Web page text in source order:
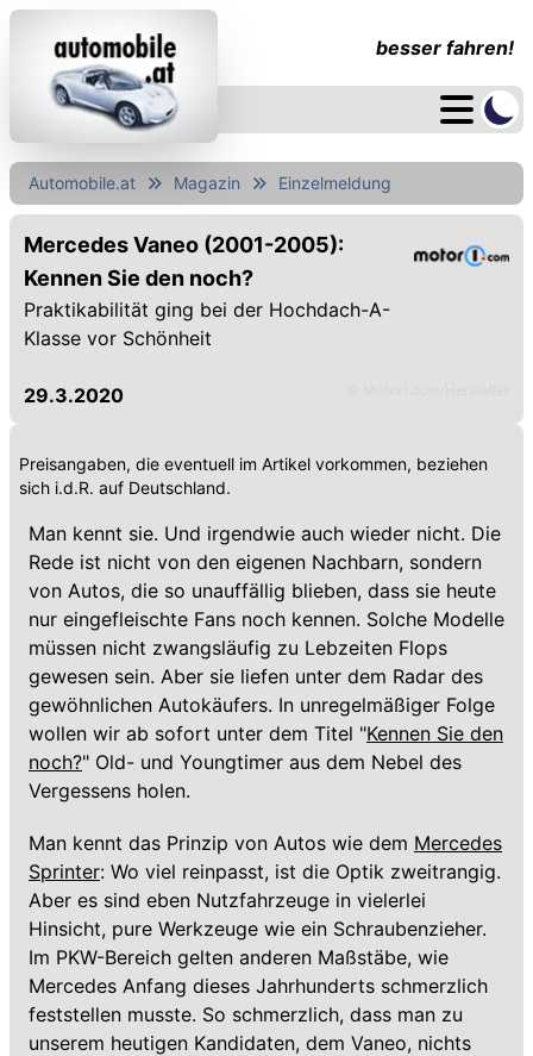
besser fahren!
Automobile.at Magazin Einzelmeldung
Mercedes Vaneo (2001-2005):
Kennen Sie den noch?
Praktikabilität ging bei der Hochdach-A-
Klasse vor Schönheit
29.3.2020
Preisangaben, die eventuell im Artikel vorkommen, beziehen
sich i.d.R. auf Deutschland.
Man kennt sie. Und irgendwie auch wieder nicht. Die
Rede ist nicht von den eigenen Nachbarn, sondern
von Autos, die so unauffällig blieben, dass sie heute
nur eingefleischte Fans noch kennen. Solche Modelle
müssen nicht zwangsläufig zu Lebzeiten Flops
gewesen sein. Aber sie liefen unter dem Radar des
gewöhnlichen Autokäufers. In unregelmäßiger Folge
wollen wir ab sofort unter dem Titel "Kennen Sie den
noch?" Old- und Youngtimer aus dem Nebel des
Vergessens holen.
Man kennt das Prinzip von Autos wie dem Mercedes
Sprinter: Wo viel reinpasst, ist die Optik zweitrangig.
Aber es sind eben Nutzfahrzeuge in vielerlei
Hinsicht, pure Werkzeuge wie ein Schraubenzieher.
Im PKW-Bereich gelten anderen Maßstäbe, wie
Mercedes Anfang dieses Jahrhunderts schmerzlich
feststellen musste. So schmerzlich, dass man zu
unserem heutigen Kandidaten, dem Vaneo, nichts